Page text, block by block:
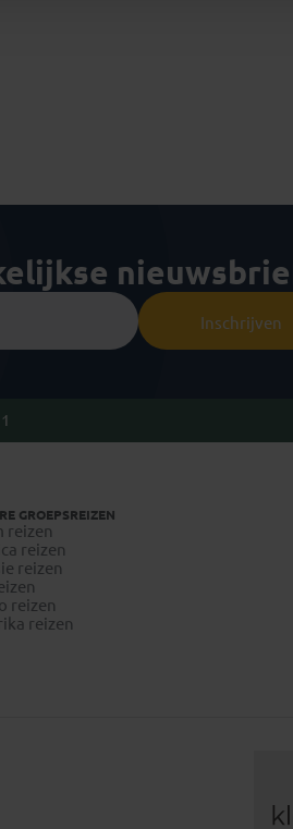
Inschrijven
GROEPSREIZEN
reizen
reizen
reizen
reizen
reizen